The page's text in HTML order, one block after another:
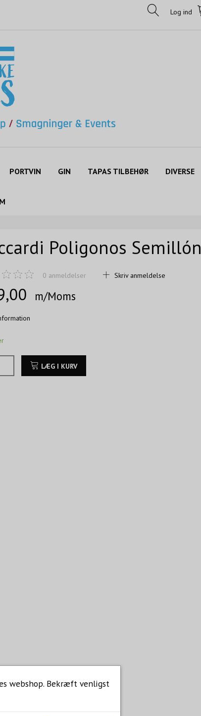
Log ind
PORTVIN GIN TAPAS TILBEHØR DIVERSE
Poligonos Semillón
0 anmeldelser Skriv anmeldelse
m/Moms
LÆG I KURV
webshop. Bekræft venligst